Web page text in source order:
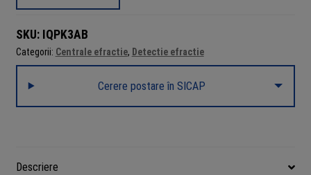
Fi,
4G/LTE,
zone,
PowerG,
-
SKU: IQPK3AB
Categorii: Centrale efractie, Detectie efractie
Cerere postare în SICAP
Descriere